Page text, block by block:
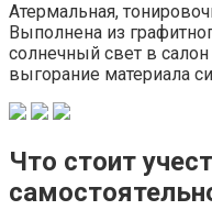
Атермальная,
Выполнена из
солнечный свет в
выгорание материала
Что стоит